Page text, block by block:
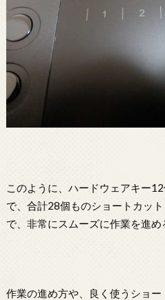
このように、ハードウェアキー
で、合計28個ものショートカッ
で、非常にスムーズに作業を進め
作業の進め方や、良く使うショ